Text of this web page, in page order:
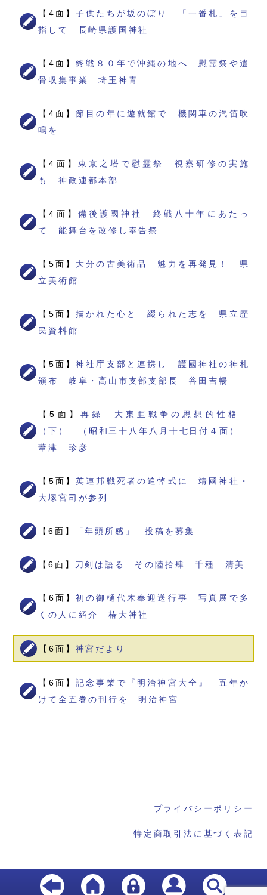
【4面】子供たちが坂のぼり 「一番札」を目
指して 長崎県護国神社
【4面】終戦８０年で沖縄の地へ 慰霊祭や遺
骨収集事業 埼玉神青
【4面】節目の年に遊就館で 機関車の汽笛吹
鳴を
【4面】 東京之塔で慰霊祭 視察研修の実施
も 神政連都本部
【4面】 備後護國神社 終戦八十年にあたっ
て 能舞台を改修し奉告祭
【5面】 大分の古美術品 魅力を再発見！ 県
立美術館
【5面】描かれた心と 綴られた志を 県立歴
民資料館
【5面】神社庁支部と連携し 護國神社の神札
頒布 岐阜・高山市支部支部長 谷田吉暢
【5面】 再録 大東亜戦争の思想的性格
（下） （昭和三十八年八月十七日付４面）
葦津 珍彦
【5面】英連邦戦死者の追悼式に 靖國神社・
大塚宮司が参列
【6面】 「年頭所感」 投稿を募集
【6面】 刀剣は語る その陸拾肆 千種 清美
【6面】初の御樋代木奉迎送行事 写真展で多
くの人に紹介 椿大神社
【6面】 神宮だより
【6面】記念事業で『明治神宮大全』 五年か
けて全五巻の刊行を 明治神宮
プライバシーポリシー
特定商取引法に基づく表記